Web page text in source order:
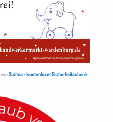
von Suritec • kostenloser Sicherheitscheck